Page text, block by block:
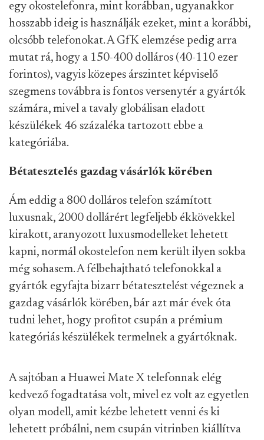
egy okostelefonra, mint korábban, ugyanakkor
hosszabb ideig is használják ezeket, mint a korábbi,
olcsóbb telefonokat. A GfK elemzése pedig arra
mutat rá, hogy a 150-400 dolláros (40-110 ezer
forintos), vagyis közepes árszintet képviselő
szegmens továbbra is fontos versenytér a gyártók
számára, mivel a tavaly globálisan eladott
készülékek 46 százaléka tartozott ebbe a
kategóriába.
Bétatesztelés gazdag vásárlók körében
Ám eddig a 800 dolláros telefon számított
luxusnak, 2000 dollárért legfeljebb ékkövekkel
kirakott, aranyozott luxusmodelleket lehetett
kapni, normál okostelefon nem került ilyen sokba
még sohasem. A félbehajtható telefonokkal a
gyártók egyfajta bizarr bétatesztelést végeznek a
gazdag vásárlók körében, bár azt már évek óta
tudni lehet, hogy profitot csupán a prémium
kategóriás készülékek termelnek a gyártóknak.
A sajtóban a Huawei Mate X telefonnak elég
kedvező fogadtatása volt, mivel ez volt az egyetlen
olyan modell, amit kézbe lehetett venni és ki
lehetett próbálni, nem csupán vitrinben kiállítva